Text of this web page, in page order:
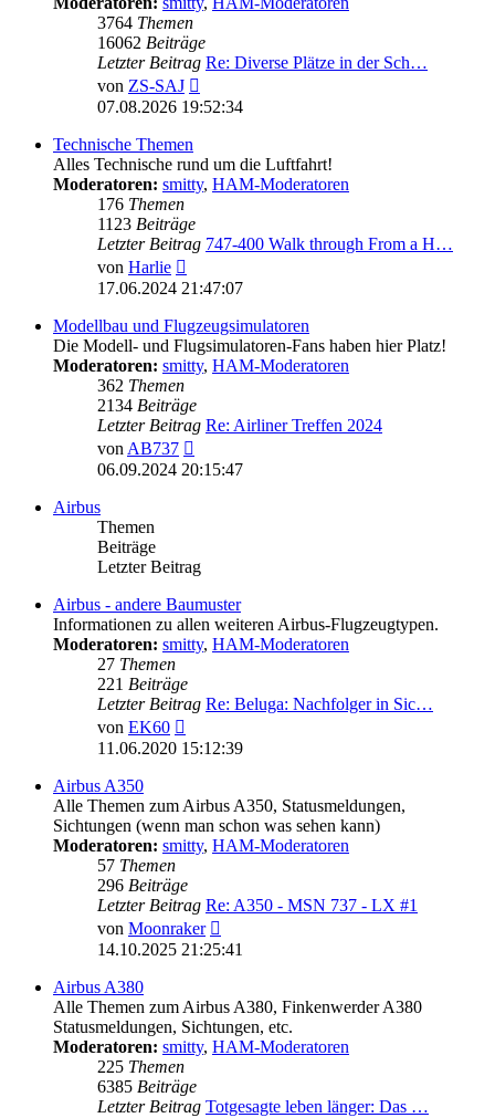
3764 Themen
16062 Beiträge
Letzter Beitrag Re: Diverse Plätze in der Sch…
von ZS-SAJ
Beitrag
07.08.2026 19:52:34
Technische Themen
Alles Technische rund um die Luftfahrt!
Moderatoren: smitty, HAM-Moderatoren
176 Themen
1123 Beiträge
Letzter Beitrag 747-400 Walk through From a H…
von Harlie
Beitrag
17.06.2024 21:47:07
Modellbau und Flugzeugsimulatoren
Die Modell- und Flugsimulatoren-Fans haben hier Platz!
Moderatoren: smitty, HAM-Moderatoren
362 Themen
2134 Beiträge
Letzter Beitrag Re: Airliner Treffen 2024
vonAB737
Beitrag
06.09.2024 20:15:47
Airbus
Themen
Beiträge
Letzter Beitrag
Airbus - andere Baumuster
Informationen zu allen weiteren Airbus-Flugzeugtypen.
Moderatoren: smitty, HAM-Moderatoren
27 Themen
221 Beiträge
Letzter Beitrag Re: Beluga: Nachfolger in Sic…
von EK60
Beitrag
11.06.2020 15:12:39
Airbus A350
Alle Themen zum Airbus A350, Statusmeldungen,
Sichtungen (wenn man schon was sehen kann)
Moderatoren: smitty, HAM-Moderatoren
57 Themen
296 Beiträge
Letzter Beitrag Re: A350 - MSN 737 - LX #1
von Moonraker
Beitrag
14.10.2025 21:25:41
Airbus A380
Alle Themen zum Airbus A380, Finkenwerder A380
Statusmeldungen, Sichtungen, etc.
Moderatoren: smitty, HAM-Moderatoren
225 Themen
6385 Beiträge
Letzter Beitrag Totgesagte leben länger: Das …